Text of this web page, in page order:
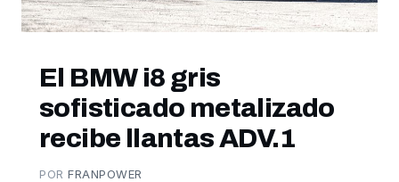
El BMW i8 gris
sofisticado metalizado
recibe llantas ADV.1
PORFRANPOWER